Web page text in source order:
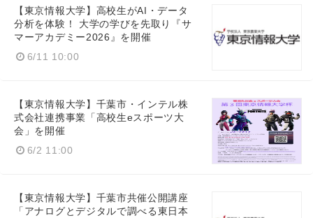
【東京情報大学】高校生がAI・データ
分析を体験！ 大学の学びを先取り『サ
マーアカデミー2026』を開催
6/11 10:00
【東京情報大学】千葉市・インテル株
式会社連携事業「高校生eスポーツ大
会」を開催
6/2 11:00
【東京情報大学】千葉市共催公開講座
「アナログとデジタルで調べる東日本